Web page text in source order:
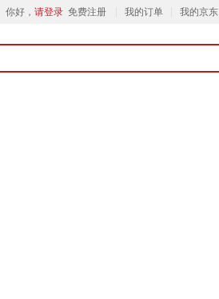
你好， 请登录 免费注册 我的订单 我的京东